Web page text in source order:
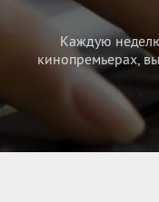
Каждую
кинопремьерах,